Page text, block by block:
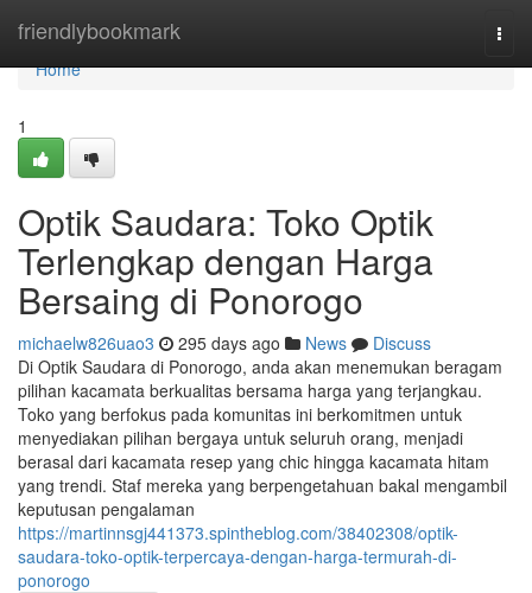
friendlybookmark
Home
Home
1
Optik Saudara: Toko Optik
Terlengkap dengan Harga
Bersaing di Ponorogo
michaelw826uao3 295 days ago News
Discuss
Di Optik Saudara di Ponorogo, anda akan menemukan beragam
pilihan kacamata berkualitas bersama harga yang terjangkau.
Toko yang berfokus pada komunitas ini berkomitmen untuk
menyediakan pilihan bergaya untuk seluruh orang, menjadi
berasal dari kacamata resep yang chic hingga kacamata hitam
yang trendi. Staf mereka yang berpengetahuan bakal mengambil
keputusan pengalaman
https://martinnsgj441373.spintheblog.com/38402308/optik-
saudara-toko-optik-terpercaya-dengan-harga-termurah-di-
ponorogo